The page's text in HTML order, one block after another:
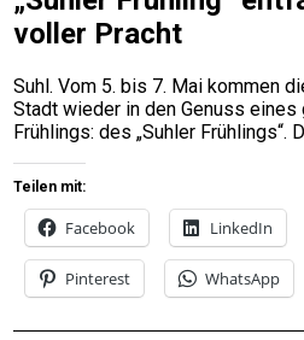
voller Pracht
Suhl. Vom 5. bis 7. Mai kommen
Stadt wieder in den Genuss
Frühlings: des „Suhler Frühlings“.
Teilen mit:
Facebook LinkedIn
Pinterest WhatsApp